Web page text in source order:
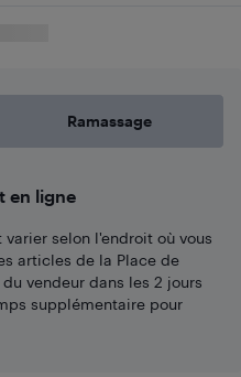
Ramassage
en ligne
selon l'endroit où vous
articles de la Place de
vendeur dans les 2 jours
supplémentaire pour